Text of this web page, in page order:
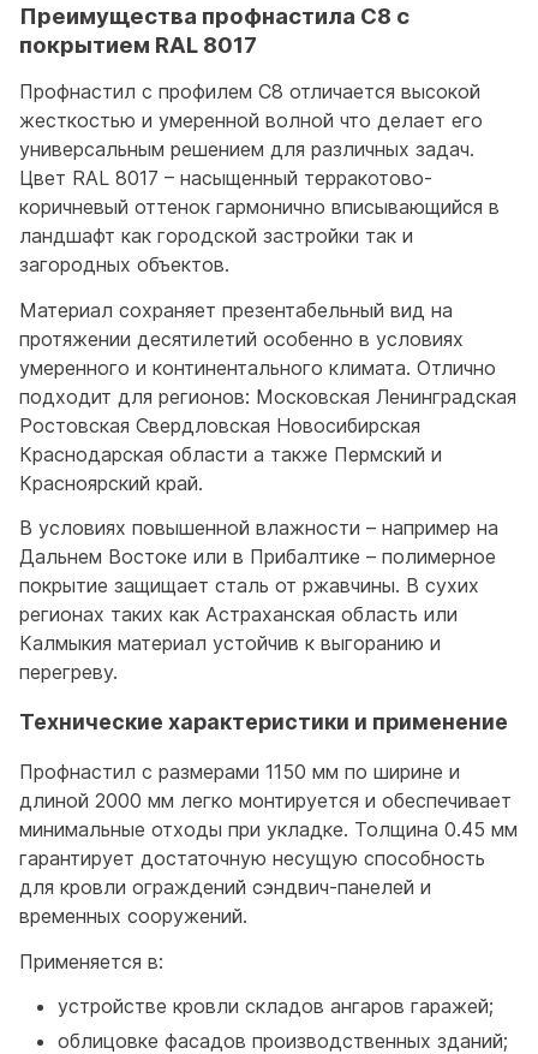
Преимущества профнастила С8 с
покрытием RAL 8017
Профнастил с профилем С8 отличается высокой
жесткостью и умеренной волной что делает его
универсальным решением для различных задач.
Цвет RAL 8017 – насыщенный терракотово-
коричневый оттенок гармонично вписывающийся в
ландшафт как городской застройки так и
загородных объектов.
Материал сохраняет презентабельный вид на
протяжении десятилетий особенно в условиях
умеренного и континентального климата. Отлично
подходит для регионов: Московская Ленинградская
Ростовская Свердловская Новосибирская
Краснодарская области а также Пермский и
Красноярский край.
В условиях повышенной влажности – например на
Дальнем Востоке или в Прибалтике – полимерное
покрытие защищает сталь от ржавчины. В сухих
регионах таких как Астраханская область или
Калмыкия материал устойчив к выгоранию и
перегреву.
Технические характеристики и применение
Профнастил с размерами 1150 мм по ширине и
длиной 2000 мм легко монтируется и обеспечивает
минимальные отходы при укладке. Толщина 0.45 мм
гарантирует достаточную несущую способность
для кровли ограждений сэндвич-панелей и
временных сооружений.
Применяется в:
устройстве кровли складов ангаров гаражей;
облицовке фасадов производственных зданий;